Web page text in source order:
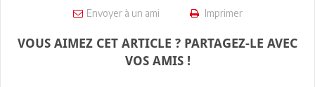
Envoyer à un ami Imprimer
VOUS AIMEZ CET ARTICLE ? PARTAGEZ-LE AVEC
VOS AMIS !